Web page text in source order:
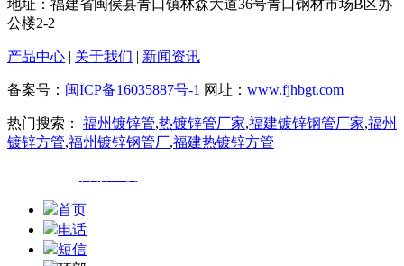
地址：福建省闽侯县青口镇林森大道36号青口钢材市场B区办
公楼2-2
产品中心 | 关于我们 | 新闻资讯
备案号： 闽ICP备16035887号-1 网址： www.fjhbgt.com
热门搜索： 福州镀锌管,热镀锌管厂家,福建镀锌钢管厂家,福州
镀锌方管,福州镀锌钢管厂,福建热镀锌方管
首页
电话
短信